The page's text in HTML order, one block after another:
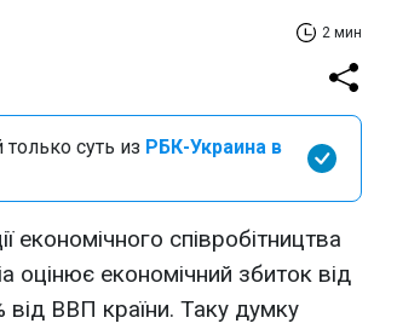
2 мин
суть из РБК-Украина в
економічного співробітництва
оцінює економічний збиток від
від ВВП країни. Таку думку